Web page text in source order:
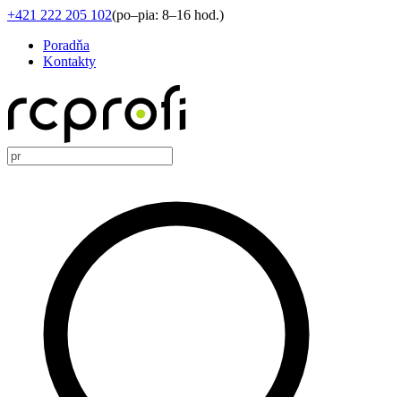
+421 222 205 102(po–pia: 8–16 hod.)
Poradňa
Kontakty